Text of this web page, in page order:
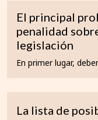
El principal
penalidad
legislación
En primer lugar,
La lista de